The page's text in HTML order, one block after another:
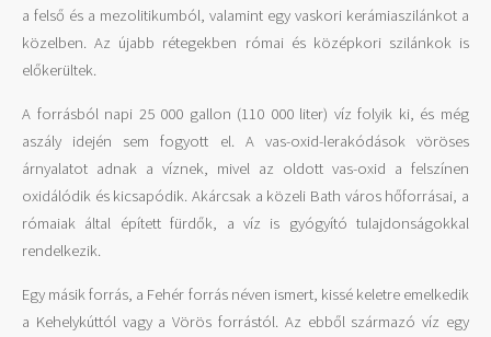
a felső és a mezolitikumból, valamint egy vaskori kerámiaszilánkot a
közelben. Az újabb rétegekben római és középkori szilánkok is
előkerültek.
A forrásból napi 25 000 gallon (110 000 liter) víz folyik ki, és még
aszály idején sem fogyott el. A vas-oxid-lerakódások vöröses
árnyalatot adnak a víznek, mivel az oldott vas-oxid a felszínen
oxidálódik és kicsapódik. Akárcsak a közeli Bath város hőforrásai, a
rómaiak által épített fürdők, a víz is gyógyító tulajdonságokkal
rendelkezik.
Egy másik forrás, a Fehér forrás néven ismert, kissé keletre emelkedik
a Kehelykúttól vagy a Vörös forrástól. Az ebből származó víz egy